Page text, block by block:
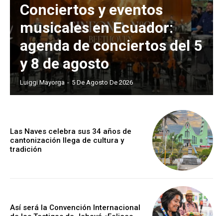
Conciertos y eventos
musicales en Ecuador:
agenda de conciertos del 5
y 8 de agosto
Luiggi Mayorga - 5 De Agosto De 2026
Las Naves celebra sus 34 años de
cantonización llega de cultura y
tradición
Así será la Convención Internacional